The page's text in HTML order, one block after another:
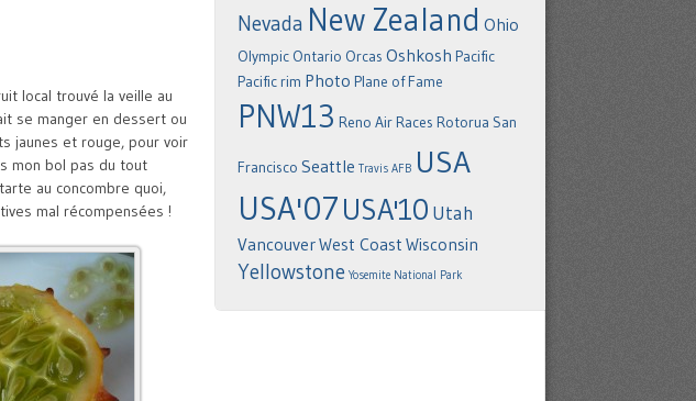
local trouvé la veille au
se manger en dessert ou
jaunes et rouge, pour voir
mon bol pas du tout
au concombre quoi,
mal récompensées !
Nevada New Zealand Ohio
Olympic Ontario Orcas Oshkosh Pacific
Pacific rim Photo Plane of Fame
PNW13 Reno Air Races Rotorua San
Francisco Seattle Travis AFB USA
USA'07USA'10 Utah
VancouverWest Coast Wisconsin
Yellowstone Yosemite National Park